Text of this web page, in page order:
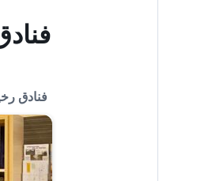
فنادق